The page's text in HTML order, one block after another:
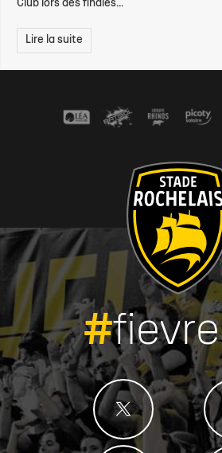
Club lors des finales...
Lire la suite
#